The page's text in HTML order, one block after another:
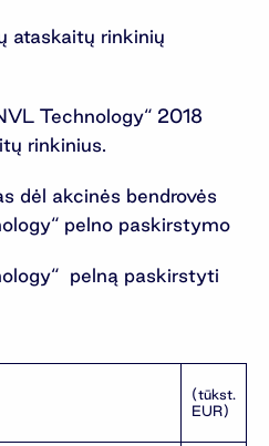
ataskaitų rinkinių
Technology“ 2018
rinkinius.
dėl akcinės bendrovės
pelno paskirstymo
pelną paskirstyti
(tūkst.
EUR)